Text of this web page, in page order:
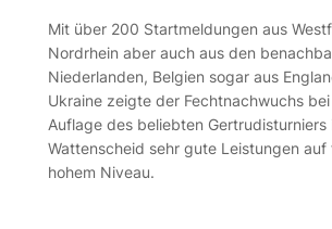
Mit über 200 Startmeldungen aus
Nordrhein aber auch aus den
Niederlanden, Belgien sogar aus
Ukraine zeigte der Fechtnachwuchs
Auflage des beliebten Gertrudisturniers
Wattenscheid sehr gute Leistungen
hohem Niveau.